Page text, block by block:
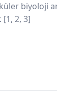
biyoloji
[1, 2, 3]